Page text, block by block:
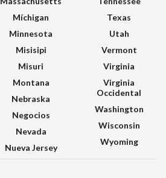
Míchigan
Minnesota
Misisipi
Misuri
Montana
Nebraska
Negocios
Nevada
Nueva Jersey
Texas
Utah
Vermont
Virginia
Virginia
Occidental
Washington
Wisconsin
Wyoming